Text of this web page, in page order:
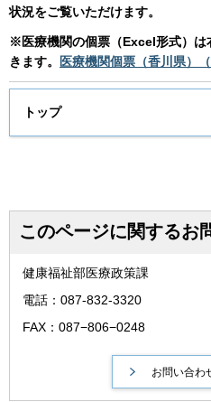
状況をご覧いただけます。
※医療機関の個票（Excel形式）は
きます。
医療機関個票（香川県）
トップ
このページに関するお
健康福祉部医療政策課
電話：087-832-3320
FAX：087−806−0248